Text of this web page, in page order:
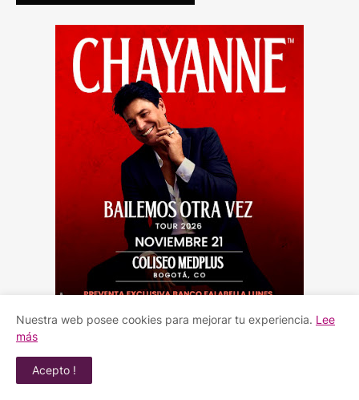
Nuestra web posee cookies para mejorar tu experiencia. Lee
más
Acepto !